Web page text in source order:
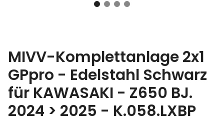
MIVV-Komplettanlage 2x1
GPpro - Edelstahl Schwarz
für KAWASAKI - Z650 BJ.
2024 > 2025 - K.058.LXBP